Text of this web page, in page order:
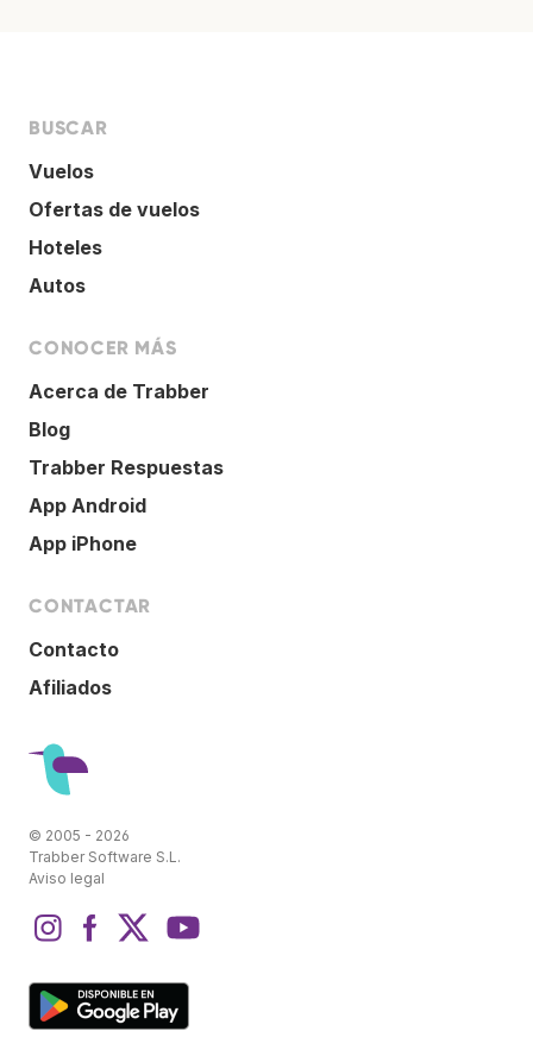
BUSCAR
Vuelos
Ofertas de vuelos
Hoteles
Autos
CONOCER MÁS
Acerca de Trabber
Blog
Trabber Respuestas
App Android
App iPhone
CONTACTAR
Contacto
Afiliados
© 2005 - 2026
Trabber Software S.L.
Aviso legal